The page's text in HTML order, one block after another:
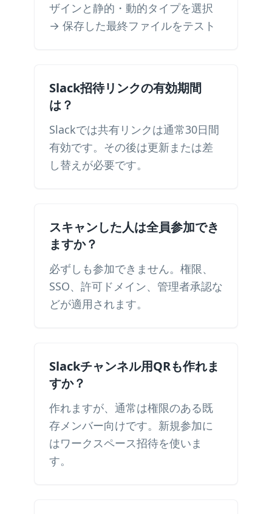
ザインと静的・動的タイプを選択
→ 保存した最終ファイルをテスト
Slack招待リンクの有効期間
は？
Slackでは共有リンクは通常30日間
有効です。その後は更新または差
し替えが必要です。
スキャンした人は全員参加でき
ますか？
必ずしも参加できません。権限、
SSO、許可ドメイン、管理者承認な
どが適用されます。
Slackチャンネル用QRも作れま
すか？
作れますが、通常は権限のある既
存メンバー向けです。新規参加に
はワークスペース招待を使いま
す。